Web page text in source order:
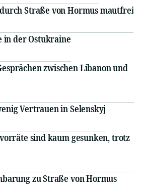
Straße von Hormus mautfrei
in der Ostukraine
zwischen Libanon und
Vertrauen in Selenskyj
sind kaum gesunken, trotz
zu Straße von Hormus